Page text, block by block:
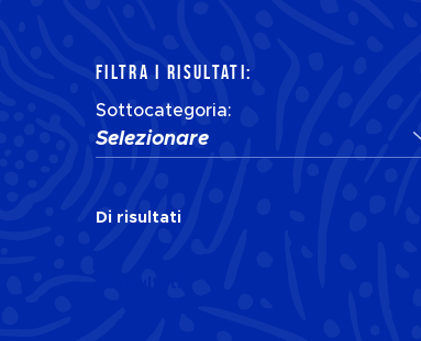
FILTRA I RISULTATI:
Sottocategoria:
Selezionare
Di risultati